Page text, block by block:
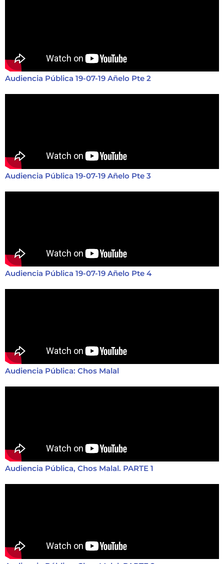
Audiencia Pública 19-07-19 Añelo Pte 2
Audiencia Pública 19-07-19 Añelo Pte 3
Audiencia Pública 19-07-19 Añelo Pte 4
Audiencia Pública: Chos Malal
Audiencia Pública, Chos Malal. PARTE 1